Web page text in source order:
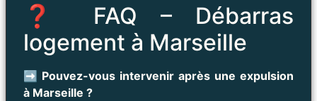
❓ FAQ – Débarras
logement à Marseille
➡️ Pouvez-vous intervenir après une expulsion
à Marseille ?